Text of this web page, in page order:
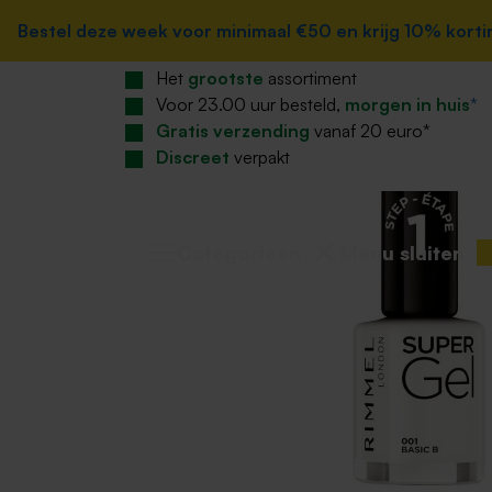
Ga naar de hoofdnavigatie
Bestel deze week voor minimaal €50 en krijg 10%
Bestel deze week voor minimaal €50 en krijg 10%
Het grootste assortiment
Voor 23.00 uur besteld, morgen in huis*
Gratis verzending vanaf 20 euro*
Discreet verpakt
Menu sluiten
HomeBeauty Make-up Make-up nagels